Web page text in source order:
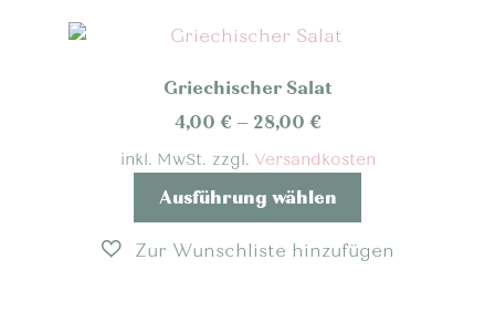
Griechischer Salat
4,00 € – 28,00 €
inkl. MwSt. zzgl. Versandkosten
Ausführung wählen
mehrere